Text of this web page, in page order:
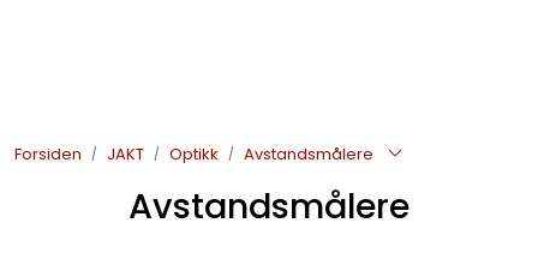
Forsiden JAKT Optikk Avstandsmålere
Avstandsmålere
FISKE